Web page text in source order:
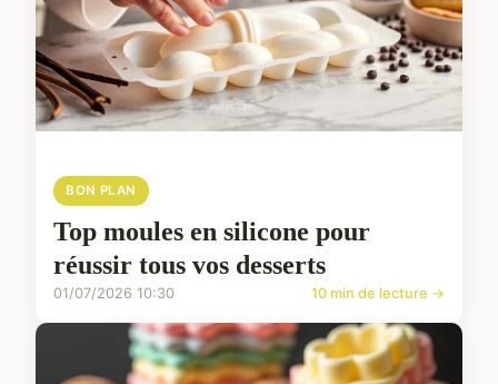
BON PLAN
Top moules en silicone pour
réussir tous vos desserts
01/07/2026 10:30 10 min de lecture →